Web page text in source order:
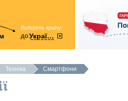
Виберіть країну:
доУкраїни
область:
Вінницька
Техніка Смартфони